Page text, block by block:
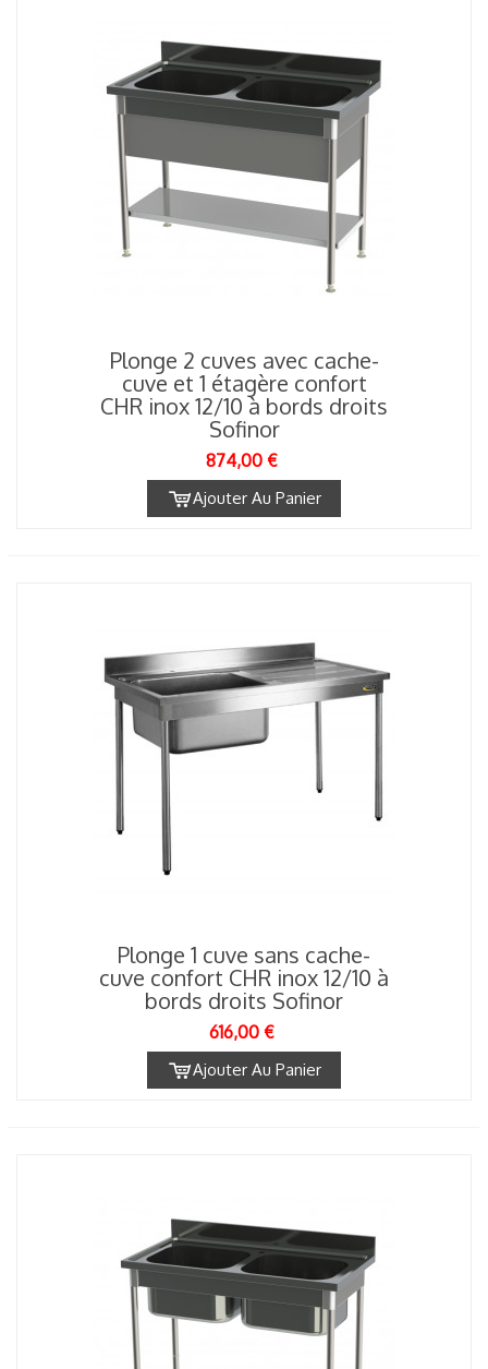
Plonge 2 cuves avec cache-
cuve et 1 étagère confort
CHR inox 12/10 à bords droits
Sofinor
874,00 €
Ajouter Au Panier
Plonge 1 cuve sans cache-
cuve confort CHR inox 12/10 à
bords droits Sofinor
616,00 €
Ajouter Au Panier